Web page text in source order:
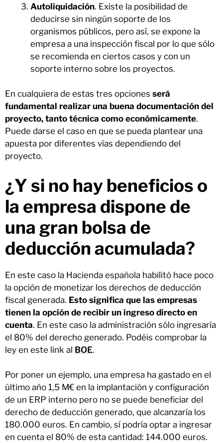
Autoliquidación. Existe la posibilidad de
deducirse sin ningún soporte de los
organismos públicos, pero así, se expone la
empresa a una inspección fiscal por lo que sólo
se recomienda en ciertos casos y con un
soporte interno sobre los proyectos.
En cualquiera de estas tres opciones será
fundamental realizar una buena documentación del
proyecto, tanto técnica como económicamente.
Puede darse el caso en que se pueda plantear una
apuesta por diferentes vías dependiendo del
proyecto.
¿Y si no hay beneficios o
la empresa dispone de
una gran bolsa de
deducción acumulada?
En este caso la Hacienda española habilitó hace poco
la opción de monetizar los derechos de deducción
fiscal generada. Esto significa que las empresas
tienen la opción de recibir un ingreso directo en
cuenta. En este caso la administración sólo ingresaría
el 80% del derecho generado. Podéis comprobar la
ley en este link al BOE.
Por poner un ejemplo, una empresa ha gastado en el
último año 1,5 M€ en la implantación y configuración
de un ERP interno pero no se puede beneficiar del
derecho de deducción generado, que alcanzaría los
180.000 euros. En cambio, sí podría optar a ingresar
en cuenta el 80% de esta cantidad: 144.000 euros.